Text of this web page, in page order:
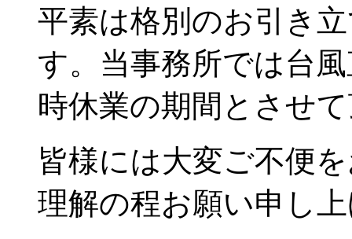
平素は格別のお引き
す。当事務所では台
時休業の期間とさせ
皆様には大変ご不便
理解の程お願い申し